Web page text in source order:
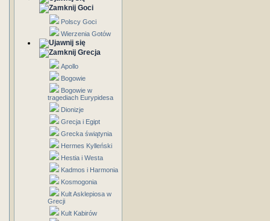
Goci
Polscy Goci
Wierzenia Gotów
Grecja
Apollo
Bogowie
Bogowie w
tragediach Eurypidesa
Dionizje
Grecja i Egipt
Grecka świątynia
Hermes Kylleński
Hestia i Westa
Kadmos i Harmonia
Kosmogonia
Kult Asklepiosa w
Grecji
Kult Kabirów